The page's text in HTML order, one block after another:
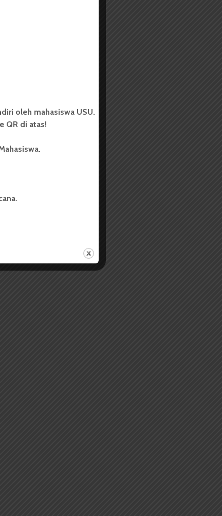
oleh mahasiswa USU.
QR di atas!